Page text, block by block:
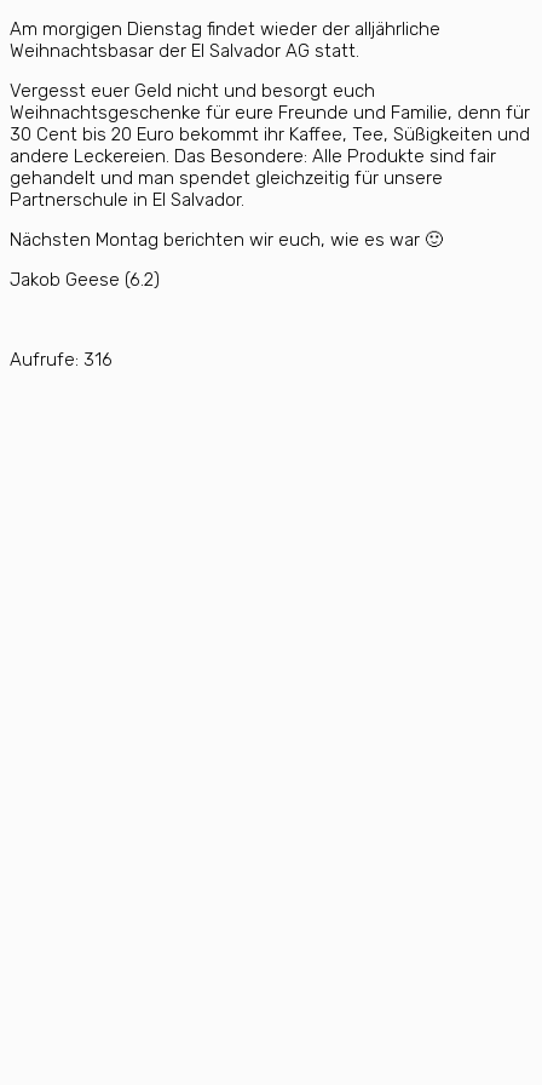
Am morgigen Dienstag findet wieder der alljährliche
Weihnachtsbasar der El Salvador AG statt.
Vergesst euer Geld nicht und besorgt euch
Weihnachtsgeschenke für eure Freunde und Familie, denn für
30 Cent bis 20 Euro bekommt ihr Kaffee, Tee, Süßigkeiten und
andere Leckereien. Das Besondere: Alle Produkte sind fair
gehandelt und man spendet gleichzeitig für unsere
Partnerschule in El Salvador.
Nächsten Montag berichten wir euch, wie es war 🙂
Jakob Geese (6.2)
Aufrufe: 316